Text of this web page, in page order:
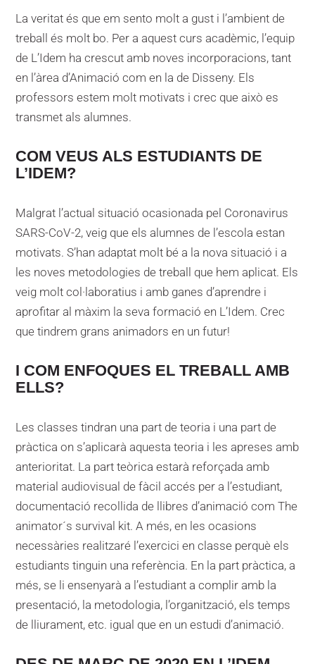
La veritat és que em sento molt a gust i l’ambient de
treball és molt bo. Per a aquest curs acadèmic, l’equip
de L’Idem ha crescut amb noves incorporacions, tant
en l’àrea d’Animació com en la de Disseny. Els
professors estem molt motivats i crec que això es
transmet als alumnes.
COM VEUS ALS ESTUDIANTS DE
L’IDEM?
Malgrat l’actual situació ocasionada pel Coronavirus
SARS-CoV-2, veig que els alumnes de l’escola estan
motivats. S’han adaptat molt bé a la nova situació i a
les noves metodologies de treball que hem aplicat. Els
veig molt col·laboratius i amb ganes d’aprendre i
aprofitar al màxim la seva formació en L’Idem. Crec
que tindrem grans animadors en un futur!
I COM ENFOQUES EL TREBALL AMB
ELLS?
Les classes tindran una part de teoria i una part de
pràctica on s’aplicarà aquesta teoria i les apreses amb
anterioritat. La part teòrica estarà reforçada amb
material audiovisual de fàcil accés per a l’estudiant,
documentació recollida de llibres d’animació com The
animator´s survival kit. A més, en les ocasions
necessàries realitzaré l’exercici en classe perquè els
estudiants tinguin una referència. En la part pràctica, a
més, se li ensenyarà a l’estudiant a complir amb la
presentació, la metodologia, l’organització, els temps
de lliurament, etc. igual que en un estudi d’animació.